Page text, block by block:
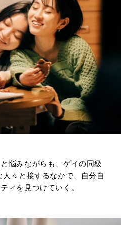
悩みながらも、ゲイの同級
々と接するなかで、
自分自
ィを見つけていく。